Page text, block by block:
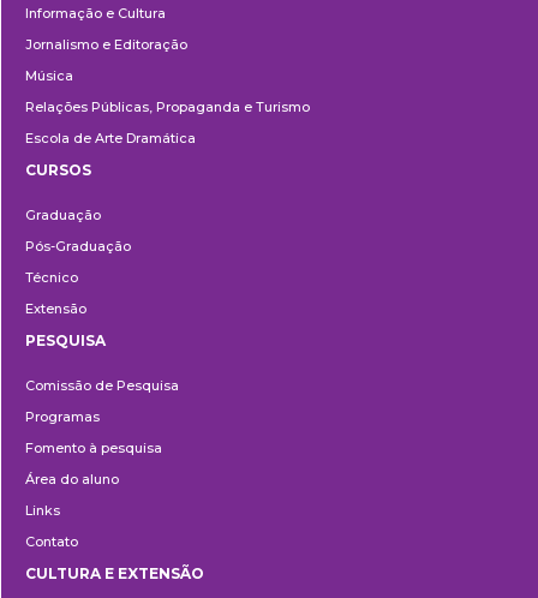
Informação e Cultura
Jornalismo e Editoração
Música
Relações Públicas, Propaganda e Turismo
Escola de Arte Dramática
CURSOS
Graduação
Pós-Graduação
Técnico
Extensão
PESQUISA
Comissão de Pesquisa
Programas
Fomento à pesquisa
Área do aluno
Links
Contato
CULTURA E EXTENSÃO